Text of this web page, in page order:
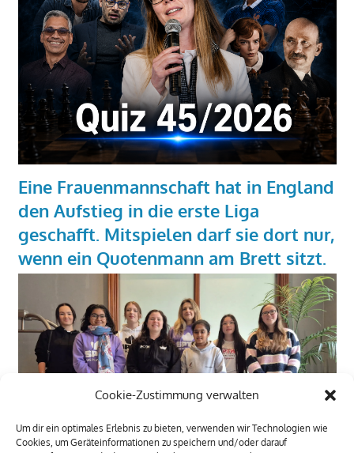
Cookie-Zustimmung verwalten
Um dir ein optimales Erlebnis zu bieten, verwenden wir Technologien wie
Cookies, um Geräteinformationen zu speichern und/oder darauf
Eine Frauenmannschaft hat in England
den Aufstieg in die erste Liga
geschafft. Mitspielen darf sie dort nur,
wenn ein Quotenmann am Brett sitzt.